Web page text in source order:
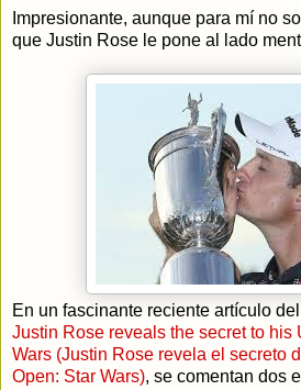
Impresionante, aunque para mí no
que Justin Rose le pone al lado
En un fascinante reciente artículo del
Justin Rose reveals the secret to
Wars (Justin Rose revela el secreto
Open: Star Wars), se comentan dos